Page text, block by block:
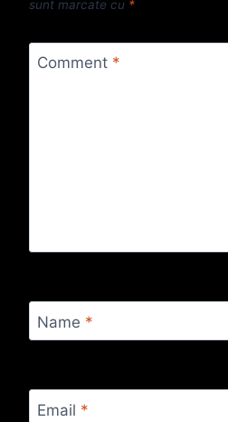
sunt marcate cu *
Comment *
Name *
Email *